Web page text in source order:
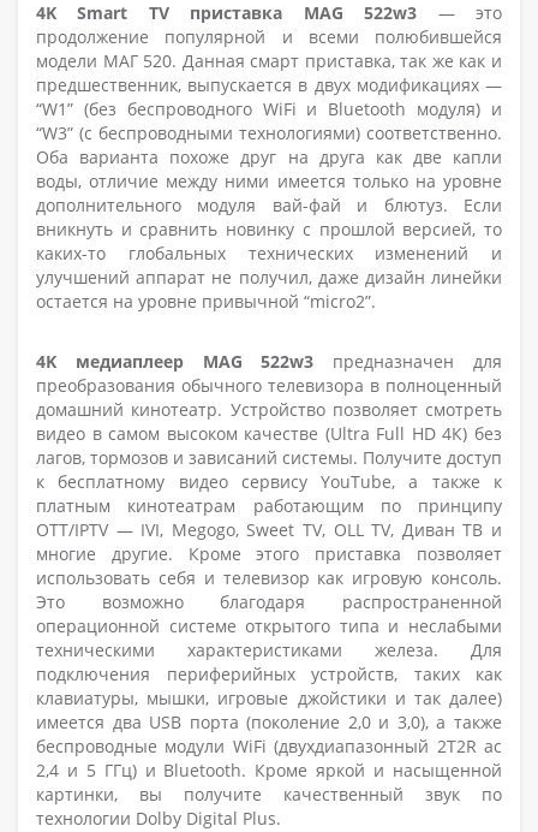
4K Smart TV приставка MAG 522w3 — это
продолжение популярной и всеми полюбившейся
модели МАГ 520. Данная смарт приставка, так же как и
предшественник, выпускается в двух модификациях —
“W1” (без беспроводного WiFi и Bluetooth модуля) и
“W3” (с беспроводными технологиями) соответственно.
Оба варианта похоже друг на друга как две капли
воды, отличие между ними имеется только на уровне
дополнительного модуля вай-фай и блютуз. Если
вникнуть и сравнить новинку с прошлой версией, то
каких-то глобальных технических изменений и
улучшений аппарат не получил, даже дизайн линейки
остается на уровне привычной “micro2”.
4K медиаплеер MAG 522w3 предназначен для
преобразования обычного телевизора в полноценный
домашний кинотеатр. Устройство позволяет смотреть
видео в самом высоком качестве (Ultra Full HD 4К) без
лагов, тормозов и зависаний системы. Получите доступ
к бесплатному видео сервису YouTube, а также к
платным кинотеатрам работающим по принципу
OTT/IPTV — IVI, Megogo, Sweet TV, OLL TV, Диван ТВ и
многие другие. Кроме этого приставка позволяет
использовать себя и телевизор как игровую консоль.
Это возможно благодаря распространенной
операционной системе открытого типа и неслабыми
техническими характеристиками железа. Для
подключения периферийных устройств, таких как
клавиатуры, мышки, игровые джойстики и так далее)
имеется два USB порта (поколение 2,0 и 3,0), а также
беспроводные модули WiFi (двухдиапазонный 2T2R ac
2,4 и 5 ГГц) и Bluetooth. Кроме яркой и насыщенной
картинки, вы получите качественный звук по
технологии Dolby Digital Plus.